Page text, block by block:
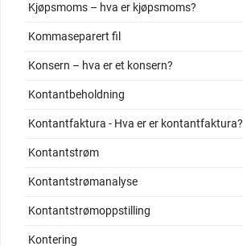
Kjøpsmoms – hva er kjøpsmoms?
Kommaseparert fil
Konsern – hva er et konsern?
Kontantbeholdning
Kontantfaktura - Hva er er kontantfaktura?
Kontantstrøm
Kontantstrømanalyse
Kontantstrømoppstilling
Kontering